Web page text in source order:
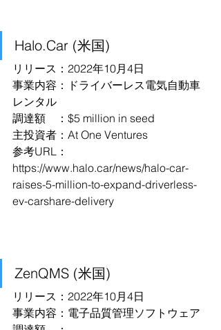
Halo.Car (米国)
リリース：2022年10月4日
事業内容：ドライバーレス電気自動車
レンタル
調達額　：$5 million in seed
主投資者：At One Ventures
参考URL：
https://www.halo.car/news/halo-car-
raises-5-million-to-expand-driverless-
ev-carshare-delivery
ZenQMS (米国)
リリース：2022年10月4日
事業内容：電子品質管理ソフトウェア